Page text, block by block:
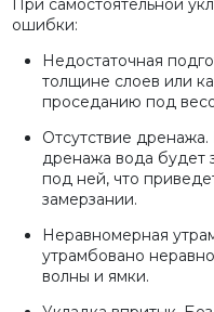
При самостоятельной
ошибки:
Недостаточная
толщине слоев или
проседанию под
Отсутствие дренажа.
дренажа вода будет
под ней, что
замерзании.
Неравномерная
утрамбовано
волны и ямки.